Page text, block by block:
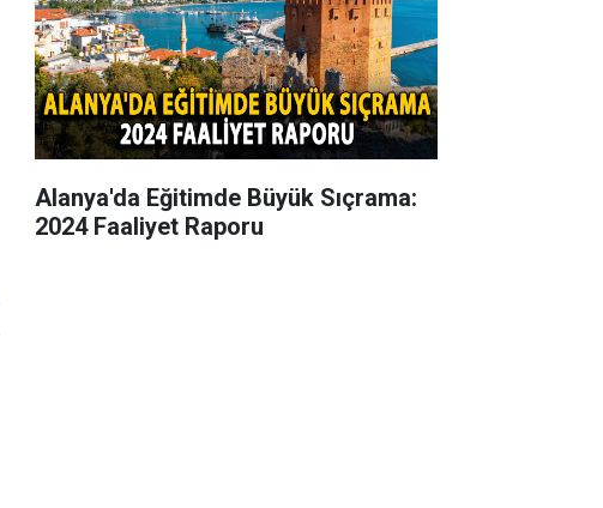
Alanya'da Eğitimde Büyük Sıçrama:
2024 Faaliyet Raporu